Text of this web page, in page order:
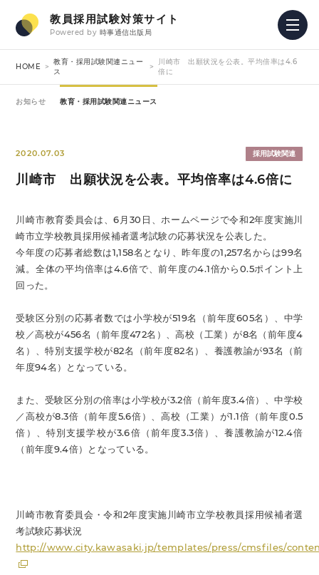
教員採用試験対策サイト
Powered by 時事通信出版局
HOME
教育・採用試験関連ニュー
ス
川崎市 出願状況を公表。平均倍率は4.6
倍に
お知らせ 教育・採用試験関連ニュース
2020.07.03 採用試験関連
川崎市 出願状況を公表。平均倍率は4.6倍に
川崎市教育委員会は、6月30日、ホームページで令和2年度実施川
崎市立学校教員採用候補者選考試験の応募状況を公表した。
今年度の応募者総数は1,158名となり、昨年度の1,257名からは99名
減。全体の平均倍率は4.6倍で、前年度の4.1倍から0.5ポイント上
回った。
受験区分別の応募者数では小学校が519名（前年度605名）、中学
校／高校が456名（前年度472名）、高校（工業）が8名（前年度4
名）、特別支援学校が82名（前年度82名）、養護教諭が93名（前
年度94名）となっている。
また、受験区分別の倍率は小学校が3.2倍（前年度3.4倍）、中学校
／高校が8.3倍（前年度5.6倍）、高校（工業）が1.1倍（前年度0.5
倍）、特別支援学校が3.6倍（前年度3.3倍）、養護教諭が12.4倍
（前年度9.4倍）となっている。
川崎市教育委員会・令和2年度実施川崎市立学校教員採用候補者選
考試験応募状況
http://www.city.kawasaki.jp/templates/press/cmsfiles/